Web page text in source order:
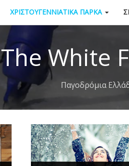
ΧΡΙΣΤΟΥΓΕΝΝΙΆΤΙΚΑ ΠΆΡΚΑ
The White
Παγοδρόμια